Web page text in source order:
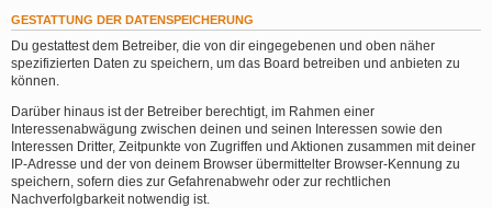
GESTATTUNG DER DATENSPEICHERUNG
Du gestattest dem Betreiber, die von dir eingegebenen und oben näher
spezifizierten Daten zu speichern, um das Board betreiben und anbieten zu
können.
Darüber hinaus ist der Betreiber berechtigt, im Rahmen einer
Interessenabwägung zwischen deinen und seinen Interessen sowie den
Interessen Dritter, Zeitpunkte von Zugriffen und Aktionen zusammen mit deiner
IP-Adresse und der von deinem Browser übermittelter Browser-Kennung zu
speichern, sofern dies zur Gefahrenabwehr oder zur rechtlichen
Nachverfolgbarkeit notwendig ist.